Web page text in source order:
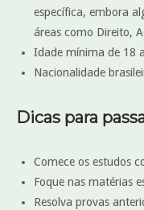
específica, embora
áreas como Direito,
Idade mínima de 18
Nacionalidade
Dicas para
Comece os estudos
Foque nas matérias
Resolva provas